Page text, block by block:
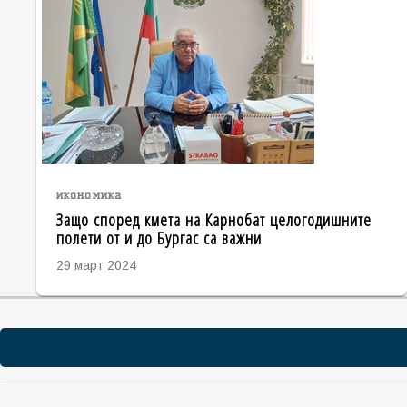
икономика
Защо според кмета на Карнобат целогодишните
полети от и до Бургас са важни
29 март 2024